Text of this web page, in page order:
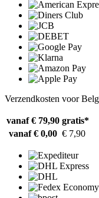
Verzendkosten voor
vanaf € 79,90 gratis*
vanaf € 0,00 € 7,90